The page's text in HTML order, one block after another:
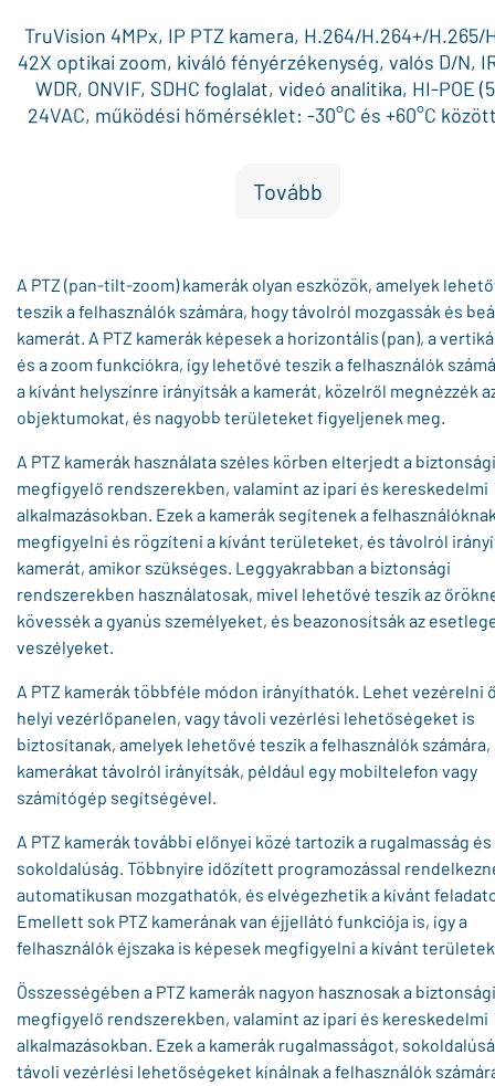
TruVision 4MPx, IP PTZ kamera, H.264/H.264+/H.265/
42X optikai zoom, kiváló fényérzékenység, valós D/N,
WDR, ONVIF, SDHC foglalat, videó analitika, HI-POE
24VAC, működési hőmérséklet: -30°C és +60°C
Tovább
A PTZ (pan-tilt-zoom) kamerák olyan eszközök, amelyek
teszik a felhasználók számára, hogy távolról mozgassák és
kamerát. A PTZ kamerák képesek a horizontális (pan), a
és a zoom funkciókra, így lehetővé teszik a felhasználók
a kívánt helyszínre irányítsák a kamerát, közelről megnézzék
objektumokat, és nagyobb területeket figyeljenek meg.
A PTZ kamerák használata széles körben elterjedt a
megfigyelő rendszerekben, valamint az ipari és kereskedelmi
alkalmazásokban. Ezek a kamerák segítenek a
megfigyelni és rögzíteni a kívánt területeket, és távolról
kamerát, amikor szükséges. Leggyakrabban a biztonsági
rendszerekben használatosak, mivel lehetővé teszik az
kövessék a gyanús személyeket, és beazonosítsák az
veszélyeket.
A PTZ kamerák többféle módon irányíthatók. Lehet vezérelni
helyi vezérlőpanelen, vagy távoli vezérlési lehetőségeket is
biztosítanak, amelyek lehetővé teszik a felhasználók számára,
kamerákat távolról irányítsák, például egy mobiltelefon vagy
számítógép segítségével.
A PTZ kamerák további előnyei közé tartozik a rugalmasság és
sokoldalúság. Többnyire időzített programozással
automatikusan mozgathatók, és elvégezhetik a kívánt
Emellett sok PTZ kamerának van éjjellátó funkciója is, így a
felhasználók éjszaka is képesek megfigyelni a kívánt
Összességében a PTZ kamerák nagyon hasznosak a
megfigyelő rendszerekben, valamint az ipari és kereskedelmi
alkalmazásokban. Ezek a kamerák rugalmasságot,
távoli vezérlési lehetőségeket kínálnak a felhasználók